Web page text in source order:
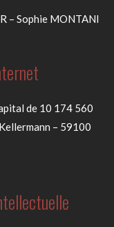
– Sophie MONTANI
de 10 174 560
– 59100